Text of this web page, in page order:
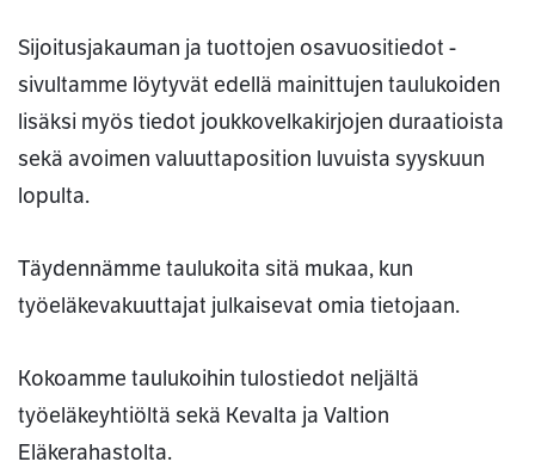
Sijoitusjakauman ja tuottojen osavuositiedot -
sivultamme löytyvät edellä mainittujen taulukoiden
lisäksi myös tiedot joukkovelkakirjojen duraatioista
sekä avoimen valuuttaposition luvuista syyskuun
lopulta.
Täydennämme taulukoita sitä mukaa, kun
työeläkevakuuttajat julkaisevat omia tietojaan.
Kokoamme taulukoihin tulostiedot neljältä
työeläkeyhtiöltä sekä Kevalta ja Valtion
Eläkerahastolta.